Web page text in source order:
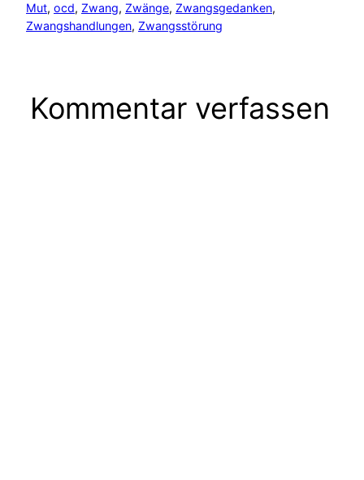
Mut, ocd, Zwang, Zwänge, Zwangsgedanken
Zwangshandlungen, Zwangsstörung
Kommentar verfassen